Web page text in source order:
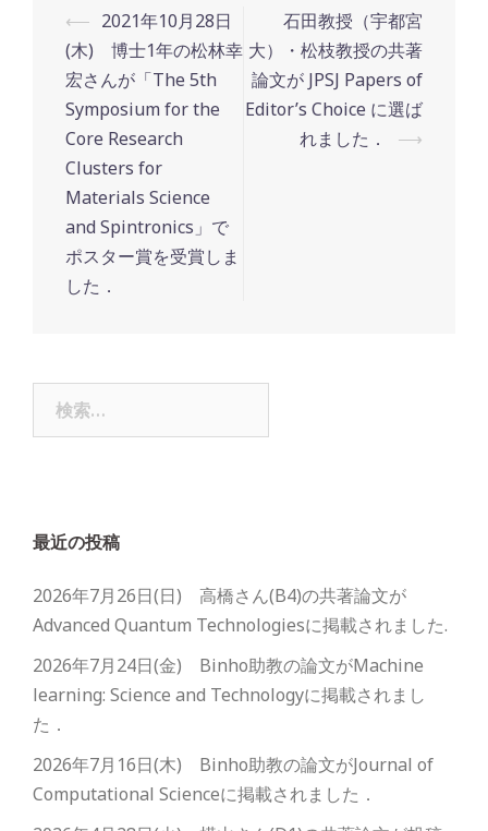
Post
navigation
⟵ 2021年10月28日
(木) 博士1年の松林幸
宏さんが「The 5th
Symposium for the
Core Research
Clusters for
Materials Science
and Spintronics」で
ポスター賞を受賞しま
した．
石田教授（宇都宮
大）・松枝教授の共著
論文が JPSJ Papers of
Editor’s Choice に選ば
れました．
⟶
最近の投稿
2026年7月26日(日) 高橋さん(B4)の共著論文が
Advanced Quantum Technologiesに掲載されました.
2026年7月24日(金) Binho助教の論文がMachine
learning: Science and Technologyに掲載されまし
た．
2026年7月16日(木) Binho助教の論文がJournal of
Computational Scienceに掲載されました．